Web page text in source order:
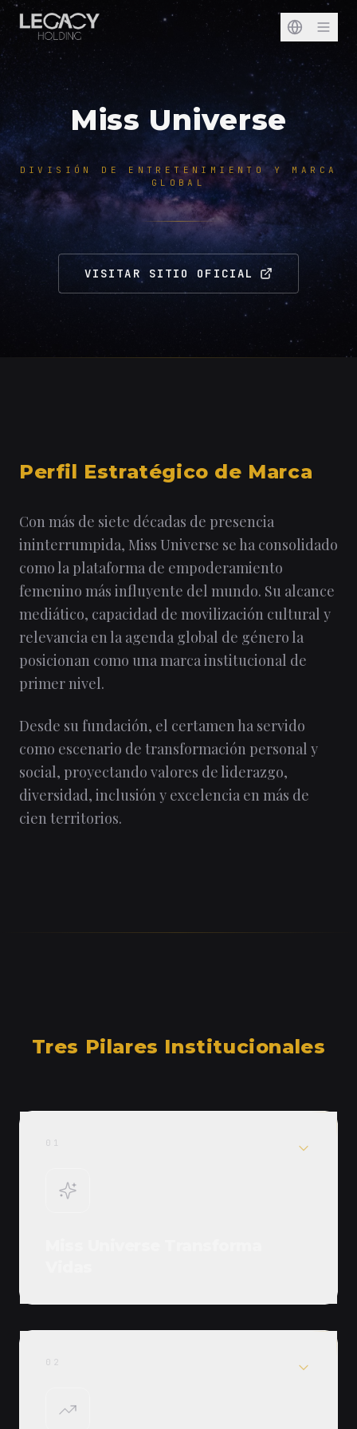
Miss Universe
DIVISIÓN DE ENTRETENIMIENTO Y MARCA
GLOBAL
VISITAR SITIO OFICIAL
Perfil Estratégico de Marca
Con más de siete décadas de presencia
ininterrumpida, Miss Universe se ha consolidado
como la plataforma de empoderamiento
femenino más influyente del mundo. Su alcance
mediático, capacidad de movilización cultural y
relevancia en la agenda global de género la
posicionan como una marca institucional de
primer nivel.
Desde su fundación, el certamen ha servido
como escenario de transformación personal y
social, proyectando valores de liderazgo,
diversidad, inclusión y excelencia en más de
cien territorios.
Tres Pilares Institucionales
01
02